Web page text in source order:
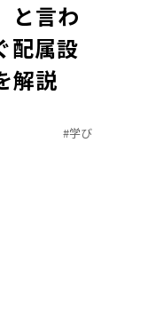
と言わ
配属設
解説
#学び